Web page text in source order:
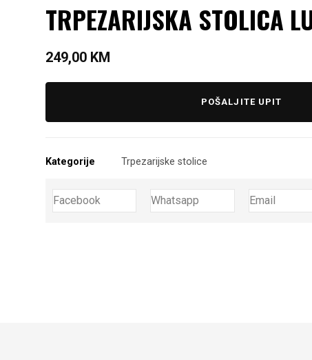
TRPEZARIJSKA STOLICA
249,00 KM
POŠALJITE UPIT
Kategorije Trpezarijske stolice
Facebook Whatsapp Email